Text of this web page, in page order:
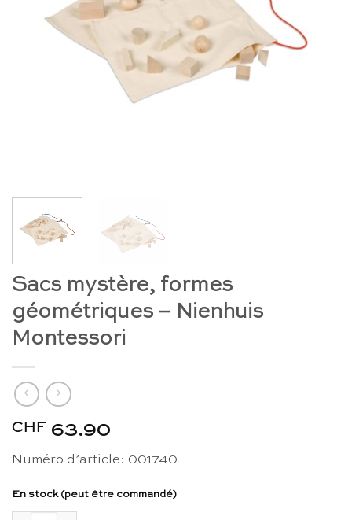
Sacs mystère, formes
géométriques – Nienhuis
Montessori
CHF 63.90
Numéro d’article: 001740
En stock (peut être commandé)